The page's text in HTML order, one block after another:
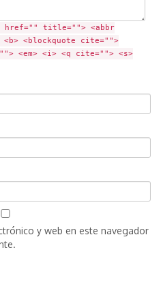
href="" title=""> <abbr
<blockquote cite="">
<em> <i> <q cite=""> <s>
y web en este navegador